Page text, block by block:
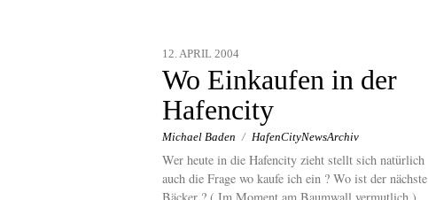
12. APRIL 2004
Wo Einkaufen in der
Hafencity
Michael Baden / HafenCityNewsArchiv
Wer heute in die Hafencity zieht stellt sich natürlich
auch die Frage wo kaufe ich ein ? Wo ist der nächste